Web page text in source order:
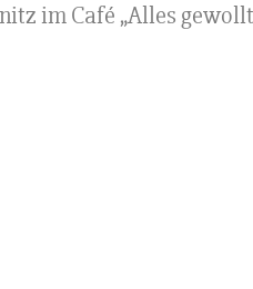
im Café „Alles